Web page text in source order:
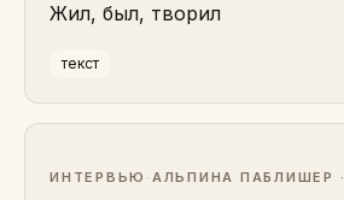
Жил, был, творил
текст
ИНТЕРВЬЮ · АЛЬПИНА ПАБЛИШЕР